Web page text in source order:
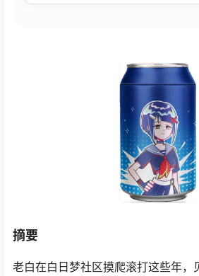
摘要
老白在白日梦社区摸爬滚打这些年，